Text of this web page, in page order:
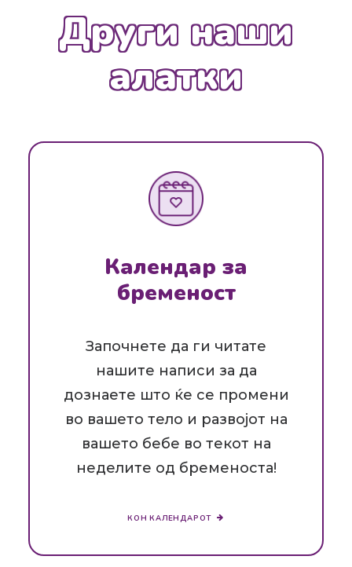
Други наши
алатки
Календар за
бременост
Започнете да ги читате
нашите написи за да
дознаете што ќе се промени
во вашето тело и развојот на
вашето бебе во текот на
неделите од бременоста!
КОН КАЛЕНДАРОТ